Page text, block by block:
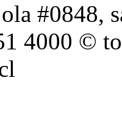
#0848,
4000 ©